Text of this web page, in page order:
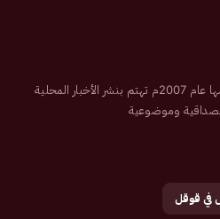
صحيفة إلكترونية سعودية تم تأسيسها عام 2007م تهتم بنشر الأخبار المحلية
وموضوعية
في قوقل